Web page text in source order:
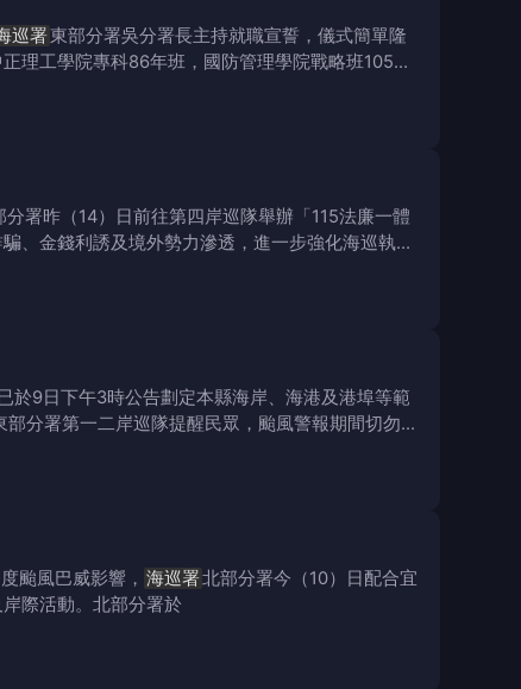
巡署東部分署吳分署長主持就職宣誓，儀式簡單隆
理工學院專科86年班，國防管理學院戰略班105年
分署昨（14）日前往第四岸巡隊舉辦「115法廉一體
、金錢利誘及境外勢力滲透，進一步強化海巡執法
於9日下午3時公告劃定本縣海岸、海港及港埠等範
部分署第一二岸巡隊提醒民眾，颱風警報期間切勿前
颱風巴威影響， 海巡署北部分署今（10）日配合宜
際活動。北部分署於